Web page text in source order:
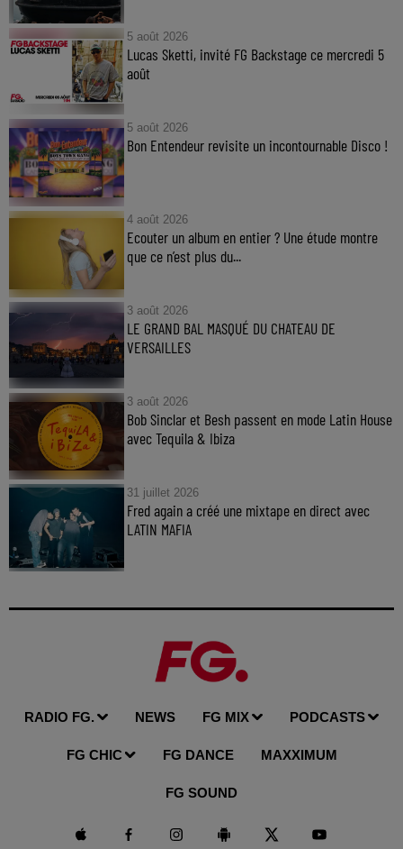
5 août 2026
Lucas Sketti, invité FG Backstage ce mercredi 5
août
5 août 2026
Bon Entendeur revisite un incontournable Disco !
4 août 2026
Ecouter un album en entier ? Une étude montre
que ce n’est plus du...
3 août 2026
LE GRAND BAL MASQUÉ DU CHATEAU DE
VERSAILLES
3 août 2026
Bob Sinclar et Besh passent en mode Latin House
avec Tequila & Ibiza
31 juillet 2026
Fred again a créé une mixtape en direct avec
LATIN MAFIA
RADIO FG. NEWS FG MIX PODCASTS
FG CHIC FG DANCE MAXXIMUM
FG SOUND